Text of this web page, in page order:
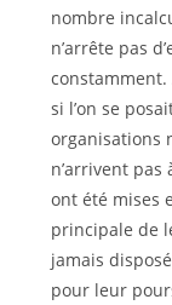
nombre
n’arrête pas
si l’on se
organisations
n’arrivent
ont été mises
principale de
jamais
pour leur